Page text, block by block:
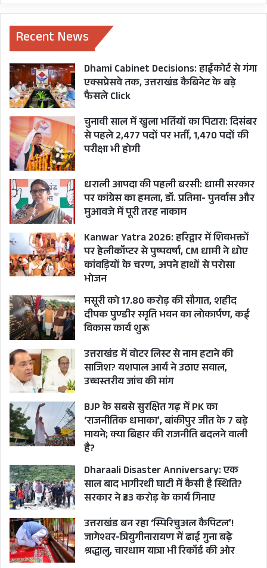
लोक संस्कृति पर सीएम कर रहे अच्छा काम
उत्तराखंड के विभिन्न स्थानों से आए लोक कलाकारों ने इस
मौके पर कहा कि लोक संस्कृति पर सीएम अच्छा काम कर
रहे हैं। खटीमा की वीर शिरोमणि महाराणा प्रताप थारू
उत्थान समिति के कलाकारों के 20 सदस्यीय दल ने भी
गुरूवार को अपनी प्रस्तुति दी। इस दल के बंटी राणा व रिंकू
राणा का कहना था कि बेहतर काम करने वाले कलाकारों
को तलाश कर अवसर दिए जा रहे हैं।
Recent News
Dhami Cabinet Decisions: हाईकोर्ट से गंगा
एक्सप्रेसवे तक, उत्तराखंड कैबिनेट के बड़े
फैसले Click
चुनावी साल में खुला भर्तियों का पिटारा: दिसंबर
से पहले 2,477 पदों पर भर्ती, 1,470 पदों की
परीक्षा भी होगी
धराली आपदा की पहली बरसी: धामी सरकार
पर कांग्रेस का हमला, डॉ. प्रतिमा- पुनर्वास और
मुआवजे में पूरी तरह नाकाम
Kanwar Yatra 2026: हरिद्वार में शिवभक्तों
पर हेलीकॉप्टर से पुष्पवर्षा, CM धामी ने धोए
कांवड़ियों के चरण, अपने हाथों से परोसा
भोजन
मसूरी को 17.80 करोड़ की सौगात, शहीद
दीपक पुण्डीर स्मृति भवन का लोकार्पण, कई
विकास कार्य शुरू
उत्तराखंड में वोटर लिस्ट से नाम हटाने की
साजिश? यशपाल आर्य ने उठाए सवाल,
उच्चस्तरीय जांच की मांग
BJP के सबसे सुरक्षित गढ़ में PK का
‘राजनीतिक धमाका’, बांकीपुर जीत के 7 बड़े
मायने; क्या बिहार की राजनीति बदलने वाली
है?
Dharaali Disaster Anniversary: एक
साल बाद भागीरथी घाटी में कैसी है स्थिति?
सरकार ने ₹33 करोड़ के कार्य गिनाए
उत्तराखंड बन रहा ‘स्पिरिचुअल कैपिटल’!
जागेश्वर-त्रियुगीनारायण में ढाई गुना बढ़े
श्रद्धालु, चारधाम यात्रा भी रिकॉर्ड की ओर